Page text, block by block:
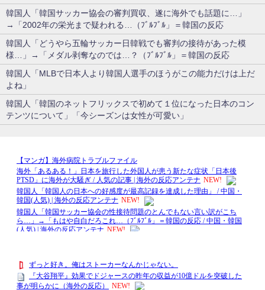
韓国人「韓国サッカー協会の審判買収、遂に海外でも話題に…」
→「2002年の栄光まで疑われる…（ﾌﾞﾙﾌﾞﾙ」＝韓国の反応
韓国人「どうやら五輪サッカー日韓戦でも審判の接待があった模
様…」→「メダル剥奪なのでは…？（ﾌﾞﾙﾌﾞﾙ」＝韓国の反応
韓国人「MLBで日本人より韓国人選手のほうがこの能力だけは上だ
よね」
韓国人「韓国のネットフリックスで初めて１位になった日本のコン
テンツについて」「今シーズンは女性が可愛い」